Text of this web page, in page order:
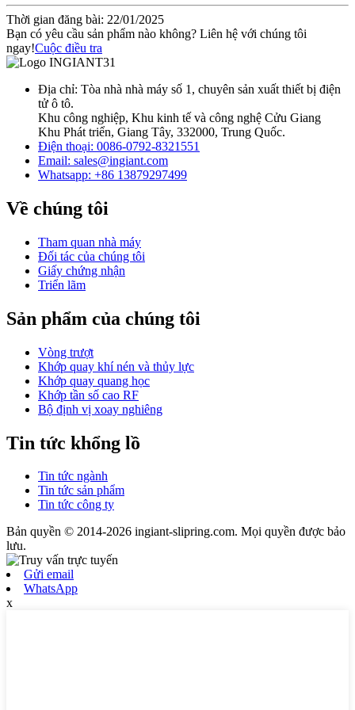
Thời gian đăng bài: 22/01/2025
Bạn có yêu cầu sản phẩm nào không? Liên hệ với chúng tôi
ngay!Cuộc điều tra
Địa chỉ: Tòa nhà nhà máy số 1, chuyên sản xuất thiết bị điện
tử ô tô.
Khu công nghiệp, Khu kinh tế và công nghệ Cửu Giang
Khu Phát triển, Giang Tây, 332000, Trung Quốc.
Điện thoại: 0086-0792-8321551
Email: sales@ingiant.com
Whatsapp: +86 13879297499
Về chúng tôi
Tham quan nhà máy
Đối tác của chúng tôi
Giấy chứng nhận
Triển lãm
Sản phẩm của chúng tôi
Vòng trượt
Khớp quay khí nén và thủy lực
Khớp quay quang học
Khớp tần số cao RF
Bộ định vị xoay nghiêng
Tin tức khổng lồ
Tin tức ngành
Tin tức sản phẩm
Tin tức công ty
Bản quyền © 2014-2026 ingiant-slipring.com. Mọi quyền được bảo
lưu.
Gửi email
WhatsApp
x